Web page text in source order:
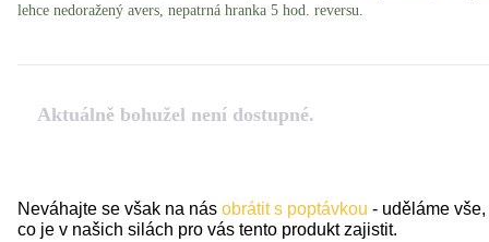
lehce nedoražený avers, nepatrná hranka 5 hod. reversu.
Aktuálně bohužel není dostupné.
Neváhajte se však na nás obrátit s poptávkou - uděláme vše,
co je v našich silách pro vás tento produkt zajistit.